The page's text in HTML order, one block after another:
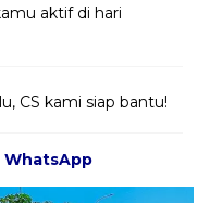
aktif di hari
CS kami siap bantu!
WhatsApp